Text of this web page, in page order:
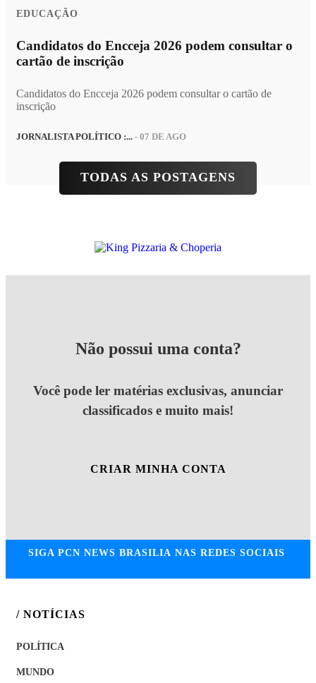
EDUCAÇÃO
Candidatos do Encceja 2026 podem consultar o
cartão de inscrição
Candidatos do Encceja 2026 podem consultar o cartão de
inscrição
JORNALISTA POLÍTICO :... - 07 DE AGO
TODAS AS POSTAGENS
Não possui uma conta?
Você pode ler matérias exclusivas, anunciar
classificados e muito mais!
CRIAR MINHA CONTA
SIGA PCN NEWS BRASILIA NAS REDES SOCIAIS
/ NOTÍCIAS
POLÍTICA
MUNDO